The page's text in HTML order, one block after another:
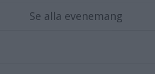
Se alla evenemang